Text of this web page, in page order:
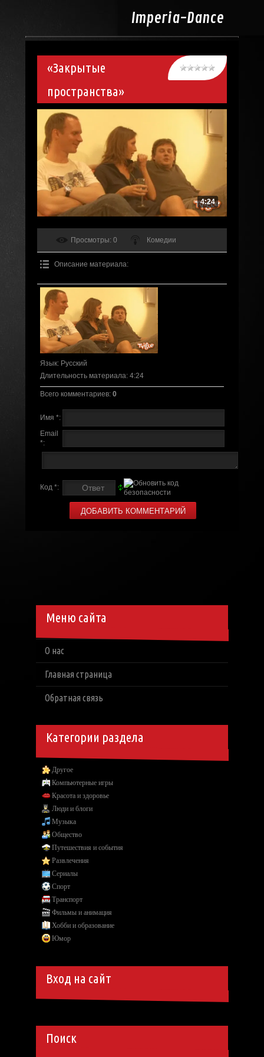
Imperia-Dance
«Закрытые
пространства»
4:24
Просмотры: 0 Комедии
Описание материала:
Язык: Русский
Длительность материала: 4:24
Всего комментариев: 0
Имя *:
Email
*:
Код *:
Меню сайта
О нас
Главная страница
Обратная связь
Категории раздела
Другое
Компьютерные игры
Красота и здоровье
Люди и блоги
Музыка
Общество
Путешествия и события
Развлечения
Сериалы
Спорт
Транспорт
Фильмы и анимация
Хобби и образование
Юмор
Вход на сайт
Поиск